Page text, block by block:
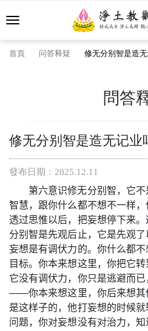
首頁 问答释疑 修无分别智是造
問答
修无分别智是造无记业
發布日期：2025.12.11
第六意识修无分别智，它
智慧，跟你什么都不想不一样
透过思惟以后，把妄想停下来
分别智是先观后止，它是先观
妄想是有调伏力的。你什么都
目标。你本来想这里，你把它
它没有调伏力，你只是逃避而
——你本来想这里，你后来想
是这样子的，他打妄想的时候
问题，你对妄想没有对治力，